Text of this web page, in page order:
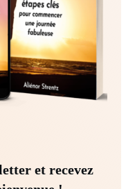
et recevez